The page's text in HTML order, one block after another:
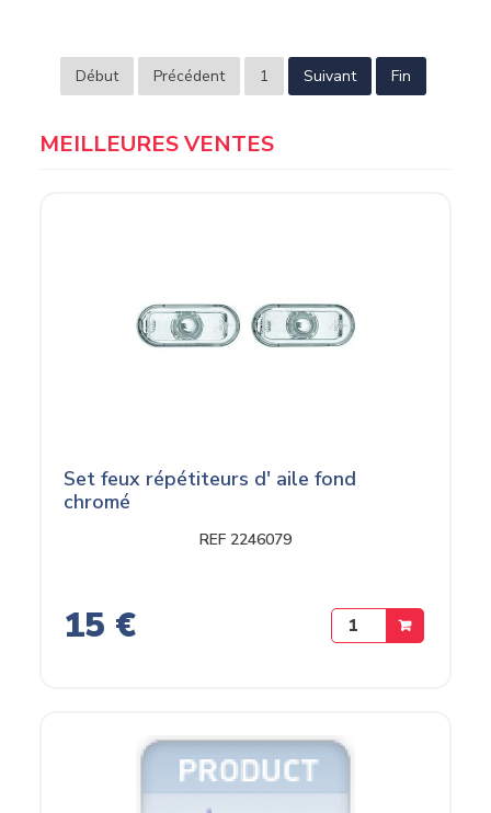
MEILLEURES VENTES
Set feux répétiteurs d' aile fond
chromé
REF 2246079
15 €
Début Précédent 1 Suivant Fin